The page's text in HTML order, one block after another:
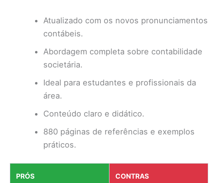
Atualizado com os novos pronunciamentos
contábeis.
Abordagem completa sobre contabilidade
societária.
Ideal para estudantes e profissionais da
área.
Conteúdo claro e didático.
880 páginas de referências e exemplos
práticos.
PRÓS CONTRAS